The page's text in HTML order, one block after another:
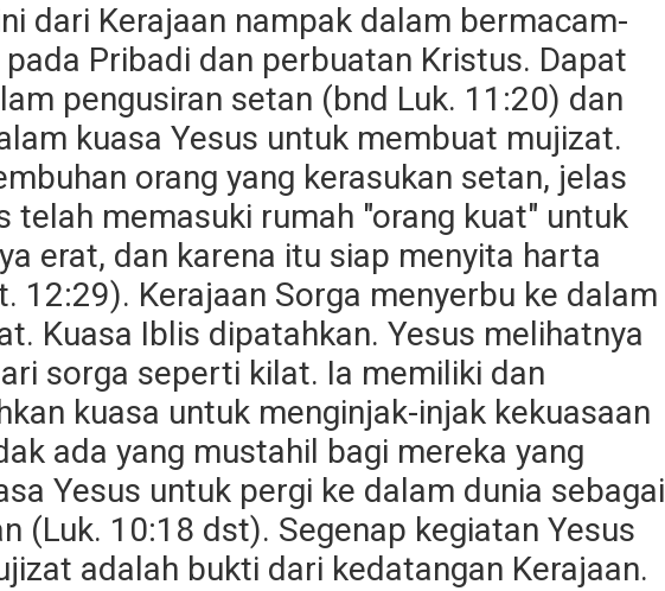
dari Kerajaan nampak dalam bermacam-
Pribadi dan perbuatan Kristus. Dapat
pengusiran setan (bnd Luk. 11:20) dan
kuasa Yesus untuk membuat mujizat.
orang yang kerasukan setan, jelas
telah memasuki rumah "orang kuat" untuk
erat, dan karena itu siap menyita harta
12:29). Kerajaan Sorga menyerbu ke dalam
Kuasa Iblis dipatahkan. Yesus melihatnya
sorga seperti kilat. Ia memiliki dan
kuasa untuk menginjak-injak kekuasaan
ada yang mustahil bagi mereka yang
Yesus untuk pergi ke dalam dunia sebagai
(Luk. 10:18 dst). Segenap kegiatan Yesus
adalah bukti dari kedatangan Kerajaan.